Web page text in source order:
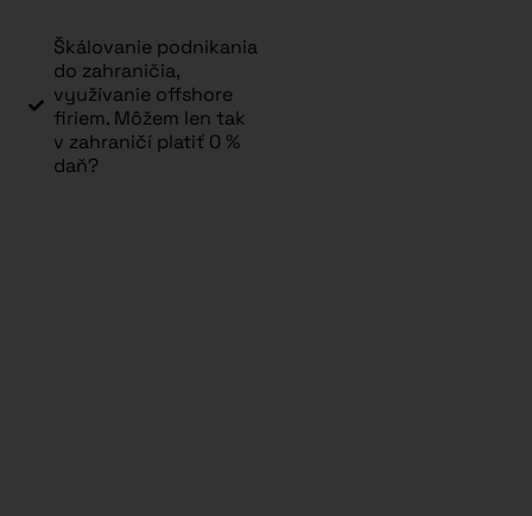
Škálovanie podnikania
do zahraničia,
využívanie offshore
firiem. Môžem len tak
v zahraničí platiť 0 %
daň?